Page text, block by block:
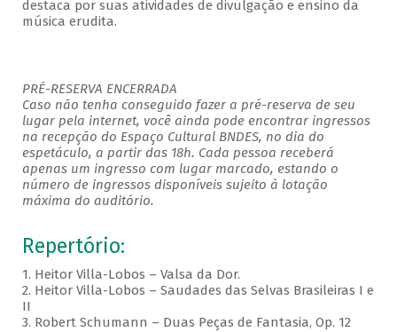
destaca por suas atividades de divulgação e ensino da
música erudita.
PRÉ-RESERVA ENCERRADA
Caso não tenha conseguido fazer a pré-reserva de seu
lugar pela internet, você ainda pode encontrar ingressos
na recepção do Espaço Cultural BNDES, no dia do
espetáculo, a partir das 18h. Cada pessoa receberá
apenas um ingresso com lugar marcado, estando o
número de ingressos disponíveis sujeito à lotação
máxima do auditório.
Repertório:
1. Heitor Villa-Lobos – Valsa da Dor.
2. Heitor Villa-Lobos – Saudades das Selvas Brasileiras I e
II
3. Robert Schumann – Duas Peças de Fantasia, Op. 12